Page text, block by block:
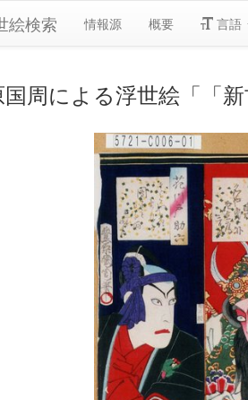
絵検索 情報源 概要 言語
国周による浮世絵「「